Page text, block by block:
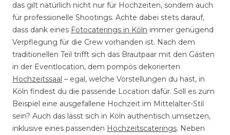
das gilt natürlich nicht nur für Hochzeiten, sondern auch
für professionelle Shootings. Achte dabei stets darauf,
dass dank eines Fotocaterings in Köln immer genügend
Verpflegung für die Crew vorhanden ist. Nach dem
traditionellen Teil trifft sich das Brautpaar mit den Gästen
in der Eventlocation, dem pompös dekorierten
Hochzeitssaal – egal, welche Vorstellungen du hast, in
Köln findest du die passende Location dafür. Soll es zum
Beispiel eine ausgefallene Hochzeit im Mittelalter-Stil
sein? Auch das lässt sich in Köln authentisch umsetzen,
inklusive eines passenden Hochzeitscaterings. Neben